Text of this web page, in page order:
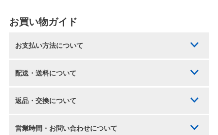
お買い物ガイド
お支払い方法について
配送・送料について
返品・交換について
営業時間・お問い合わせについて